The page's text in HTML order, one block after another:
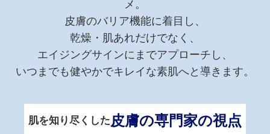
メ。
皮膚のバリア機能に着目し、
乾燥・肌あれだけでなく、
エイジングサインにまでアプローチし、
いつまでも健やかでキレイな素肌へと導きます。
肌を知り尽くした皮膚の専門家の視点